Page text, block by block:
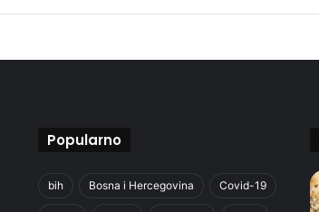
Popularno
bih Bosna i Hercegovina Covid-19